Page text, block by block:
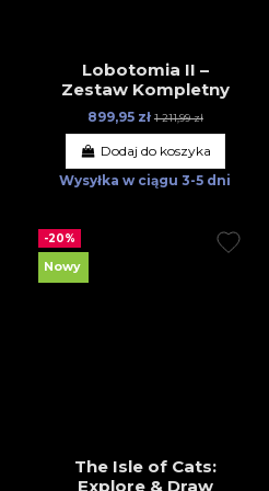
Lobotomia II –
Zestaw Kompletny
899,95 zł 1 211,99 zł
Dodaj do koszyka
Wysyłka w ciągu3-5 dni
-20%
Nowy
The Isle of Cats:
Explore & Draw